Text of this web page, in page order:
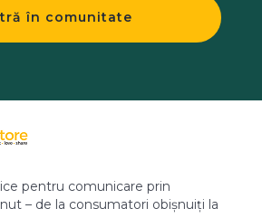
în comunitate
pentru comunicare prin
– de la consumatori obișnuiți la